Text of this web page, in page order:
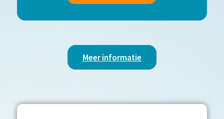
Meer informatie